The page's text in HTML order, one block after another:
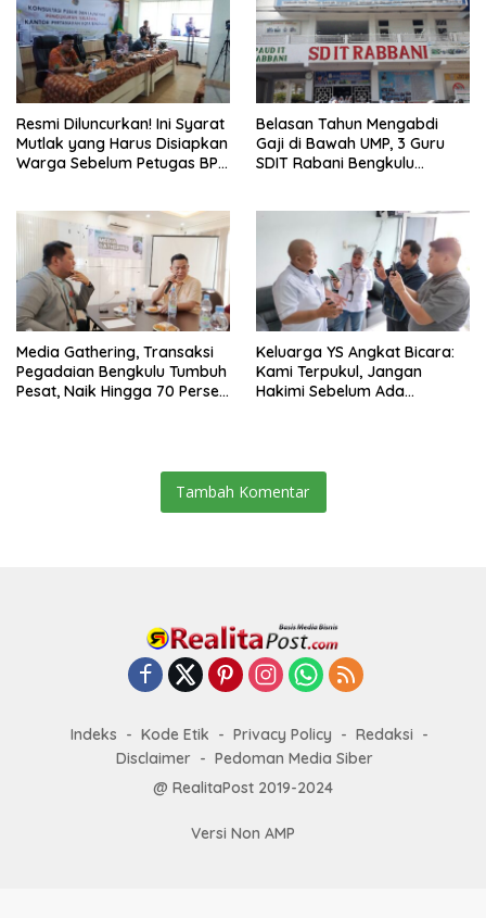
Resmi Diluncurkan! Ini Syarat
Mutlak yang Harus Disiapkan
Warga Sebelum Petugas BPN
Belasan Tahun Mengabdi
Gaji di Bawah UMP, 3 Guru
SDIT Rabani Bengkulu
Media Gathering, Transaksi
Pegadaian Bengkulu Tumbuh
Pesat, Naik Hingga 70 Persen
Keluarga YS Angkat Bicara:
Kami Terpukul, Jangan
Hakimi Sebelum Ada
Tambah Komentar
Indeks Kode Etik Privacy Policy
Redaksi
Disclaimer
Pedoman Media Siber
@ RealitaPost 2019-2024
Versi Non AMP